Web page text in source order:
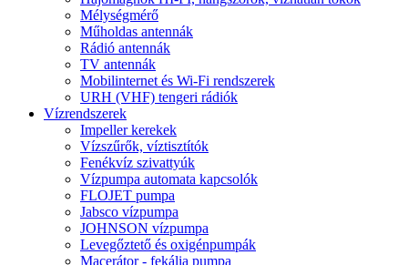
Mélységmérő
Műholdas antennák
Rádió antennák
TV antennák
Mobilinternet és Wi-Fi rendszerek
URH (VHF) tengeri rádiók
Vízrendszerek
Impeller kerekek
Vízszűrők, víztisztítók
Fenékvíz szivattyúk
Vízpumpa automata kapcsolók
FLOJET pumpa
Jabsco vízpumpa
JOHNSON vízpumpa
Levegőztető és oxigénpumpák
Macerátor - fekália pumpa